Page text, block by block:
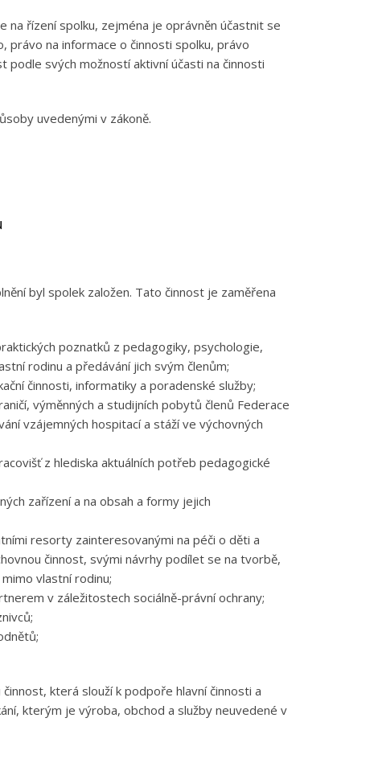
na řízení spolku, zejména je oprávněn účastnit se
právo na informace o činnosti spolku, právo
podle svých možností aktivní účasti na činnosti
uvedenými v zákoně.
byl spolek založen. Tato činnost je zaměřena
poznatků z pedagogiky, psychologie,
rodinu a předávání jich svým členům;
činnosti, informatiky a poradenské služby;
výměnných a studijních pobytů členů Federace
vzájemných hospitací a stáží ve výchovných
z hlediska aktuálních potřeb pedagogické
zařízení a na obsah a formy jejich
resorty zainteresovanými na péči o děti a
činnost, svými návrhy podílet se na tvorbě,
vlastní rodinu;
v záležitostech sociálně-právní ochrany;
která slouží k podpoře hlavní činnosti a
kterým je výroba, obchod a služby neuvedené v